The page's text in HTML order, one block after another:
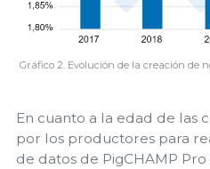
Gráfico 2. Evolución de la creación de
En cuanto a la edad de las
por los productores para
de datos de PigCHAMP